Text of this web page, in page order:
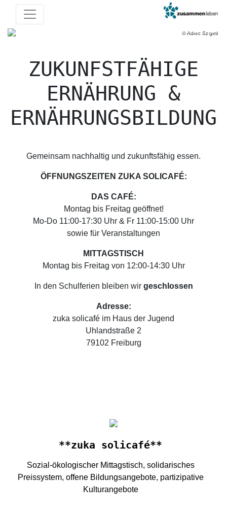
© Adrec Szigeti
Next
ZUKUNFSTFÄHIGE
ERNÄHRUNG &
ERNÄHRUNGSBILDUNG
Gemeinsam nachhaltig und zukunftsfähig essen.
ÖFFNUNGSZEITEN ZUKA SOLICAFÉ:
DAS CAFÉ:
Montag bis Freitag geöffnet!
Mo-Do 11:00-17:30 Uhr & Fr 11:00-15:00 Uhr
sowie für Veranstaltungen
MITTAGSTISCH
Montag bis Freitag von 12:00-14:30 Uhr
In den Schulferien bleiben wir geschlossen
Adresse:
zuka solicafé im Haus der Jugend
Uhlandstraße 2
79102 Freiburg
**zuka solicafé**
Sozial-ökologischer Mittagstisch, solidarisches
Preissystem, offene Bildungsangebote, partizipative
Kulturangebote